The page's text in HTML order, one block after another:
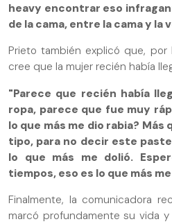
heavy encontrar eso
de la cama, entre la cama y la
Prieto también explicó que,
cree que la mujer recién había
"Parece que recién había
ropa, parece que fue muy
lo que más me dio rabia? Más
tipo, para no decir este
lo que más me dolió.
tiempos, eso es lo que más
Finalmente, la comunicadora
marcó profundamente su vida